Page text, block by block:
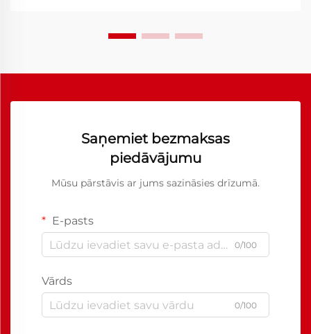
Saņemiet bezmaksas
piedāvājumu
Mūsu pārstāvis ar jums sazināsies drīzumā.
E-pasts
0/100
Vārds
0/100